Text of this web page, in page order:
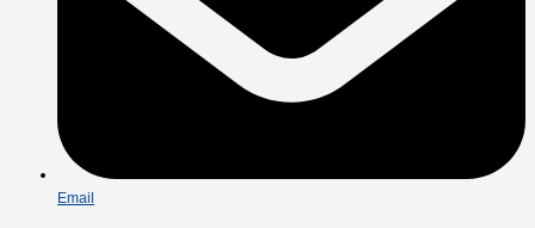
Email